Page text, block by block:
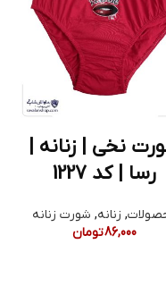
نخی | زنانه |
رسا | کد 1227
, زنانه, شورت زنانه
86,000تومان